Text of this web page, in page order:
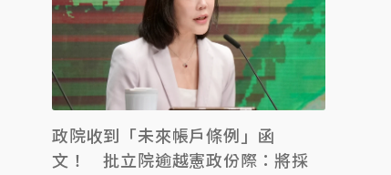
政院收到「未來帳戶條例」函
文！ 批立院逾越憲政份際：將採